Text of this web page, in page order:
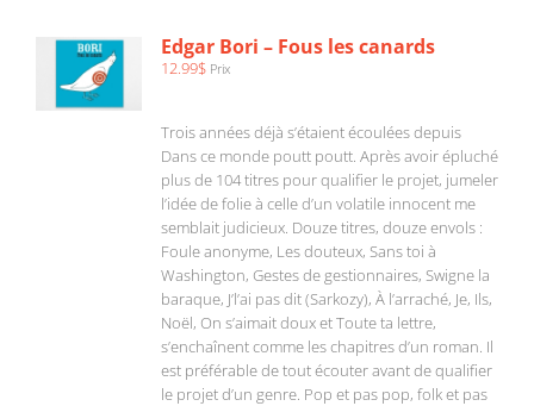
DÉTAILS
Edgar Bori – Fous les canards
12.99$ Prix
Trois années déjà s’étaient écoulées depuis
Dans ce monde poutt poutt. Après avoir épluché
plus de 104 titres pour qualifier le projet, jumeler
l’idée de folie à celle d’un volatile innocent me
semblait judicieux. Douze titres, douze envols :
Foule anonyme, Les douteux, Sans toi à
Washington, Gestes de gestionnaires, Swigne la
baraque, J’l’ai pas dit (Sarkozy), À l’arraché, Je, Ils,
Noël, On s’aimait doux et Toute ta lettre,
s’enchaînent comme les chapitres d’un roman. Il
est préférable de tout écouter avant de qualifier
le projet d’un genre. Pop et pas pop, folk et pas